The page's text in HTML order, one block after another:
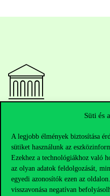
Süti és
A legjobb élmények biztosítása
sütiket használunk az
Ezekhez a technológiákhoz való
az olyan adatok feldolgozását,
egyedi azonosítók ezen az
visszavonása negatívan
Telefonszám:+36 1 482 5000
Kérdésed van a felvételivel